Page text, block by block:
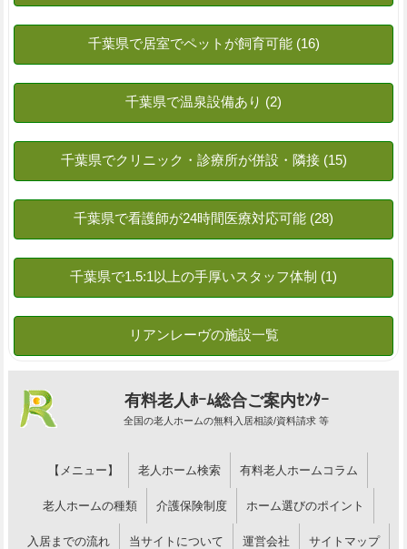
有料老人ﾎｰﾑ総合ご案内ｾﾝﾀｰ
全国の老人ホームの無料入居相談/資料請求 等
【メニュー】 老人ホーム検索 有料老人ホームコラム
老人ホームの種類 介護保険制度 ホーム選びのポイント
入居までの流れ 当サイトについて 運営会社 サイトマップ